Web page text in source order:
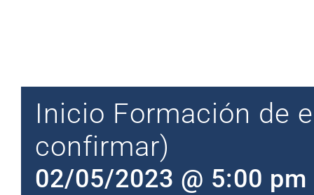
Inicio Formación de
confirmar)
02/05/2023 @ 5:00 pm